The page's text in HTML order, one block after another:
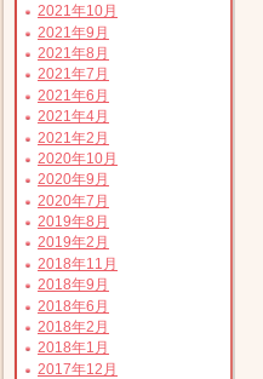
2021年10月
2021年9月
2021年8月
2021年7月
2021年6月
2021年4月
2021年2月
2020年10月
2020年9月
2020年7月
2019年8月
2019年2月
2018年11月
2018年9月
2018年6月
2018年2月
2018年1月
2017年12月